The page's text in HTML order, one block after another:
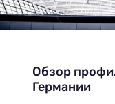
Обзор
Германии